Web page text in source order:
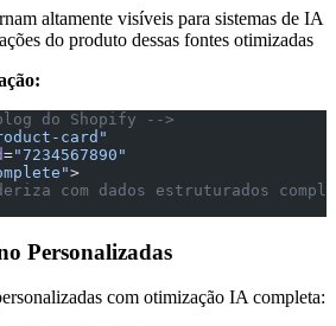
altamente visíveis para sistemas de IA
do produto dessas fontes otimizadas
do Shopify -->
card"
="7234567890"
>
com dados estruturados
Personalizadas
com otimização IA completa: